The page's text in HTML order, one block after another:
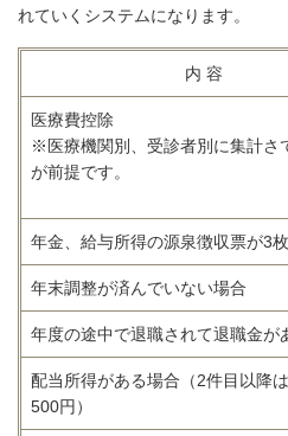
れていくシステムになります。
内 容
医療費控除
※医療機関別、受診者別に集計さ
が前提です。
年金、給与所得の源泉徴収票が3
年末調整が済んでいない場合
年度の途中で退職されて退職金が
配当所得がある場合（2件目以降
500円）